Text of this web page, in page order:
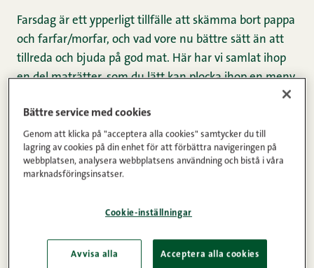
Farsdag är ett ypperligt tillfälle att skämma bort pappa
och farfar/morfar, och vad vore nu bättre sätt än att
tillreda och bjuda på god mat. Här har vi samlat ihop
en del maträtter, som du lätt kan plocka ihop en meny
vara. Du kan förstås välja att enbart bjuda pappa på
en traditionsenlig frukost på sängen också eller varför
inte ett ordentligt kvällsmål.
Bacon och ägg är givna hörnstenar i mången frukost
och de här baconlindade äggen är ett perfekt sätt att
Bättre service med cookies
Genom att klicka på "acceptera alla cookies" samtycker du till
lagring av cookies på din enhet för att förbättra navigeringen på
webbplatsen, analysera webbplatsens användning och bistå i våra
marknadsföringsinsatser.
Cookie-inställningar
Avvisa alla Acceptera alla cookies